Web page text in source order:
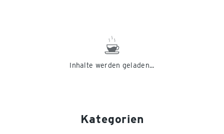
Inhalte werden geladen...
Kategorien